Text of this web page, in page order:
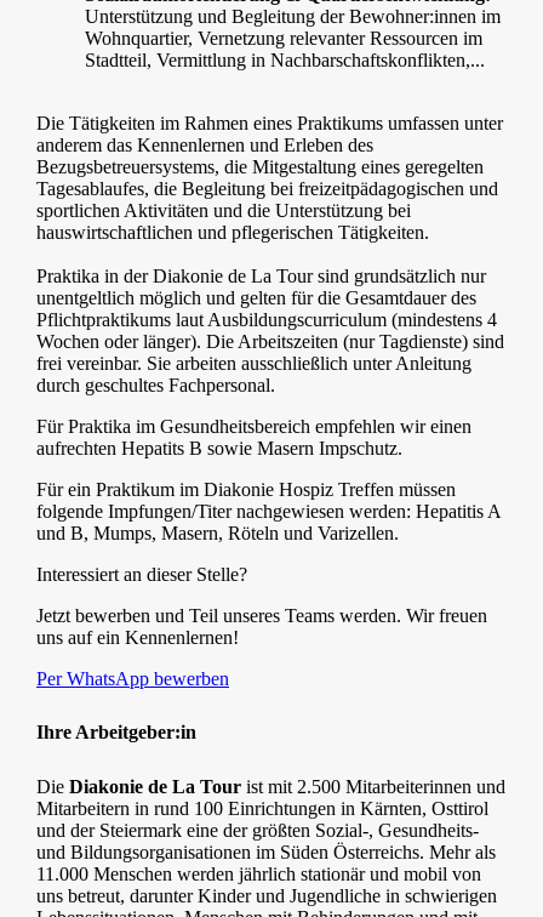
Unterstützung und Begleitung der Bewohner:innen im
Wohnquartier, Vernetzung relevanter Ressourcen im
Stadtteil, Vermittlung in Nachbarschaftskonflikten,...
Die Tätigkeiten im Rahmen eines Praktikums umfassen unter
anderem das Kennenlernen und Erleben des
Bezugsbetreuersystems, die Mitgestaltung eines geregelten
Tagesablaufes, die Begleitung bei freizeitpädagogischen und
sportlichen Aktivitäten und die Unterstützung bei
hauswirtschaftlichen und pflegerischen Tätigkeiten.
Praktika in der Diakonie de La Tour sind grundsätzlich nur
unentgeltlich möglich und gelten für die Gesamtdauer des
Pflichtpraktikums laut Ausbildungscurriculum (mindestens 4
Wochen oder länger). Die Arbeitszeiten (nur Tagdienste) sind
frei vereinbar. Sie arbeiten ausschließlich unter Anleitung
durch geschultes Fachpersonal.
Für Praktika im Gesundheitsbereich empfehlen wir einen
aufrechten Hepatits B sowie Masern Impschutz.
Für ein Praktikum im Diakonie Hospiz Treffen müssen
folgende Impfungen/Titer nachgewiesen werden: Hepatitis A
und B, Mumps, Masern, Röteln und Varizellen.
Interessiert an dieser Stelle?
Jetzt bewerben und Teil unseres Teams werden. Wir freuen
uns auf ein Kennenlernen!
Per WhatsApp bewerben
Ihre Arbeitgeber:in
Die Diakonie de La Tour ist mit 2.500 Mitarbeiterinnen und
Mitarbeitern in rund 100 Einrichtungen in Kärnten, Osttirol
und der Steiermark eine der größten Sozial-, Gesundheits-
und Bildungsorganisationen im Süden Österreichs. Mehr als
11.000 Menschen werden jährlich stationär und mobil von
uns betreut, darunter Kinder und Jugendliche in schwierigen